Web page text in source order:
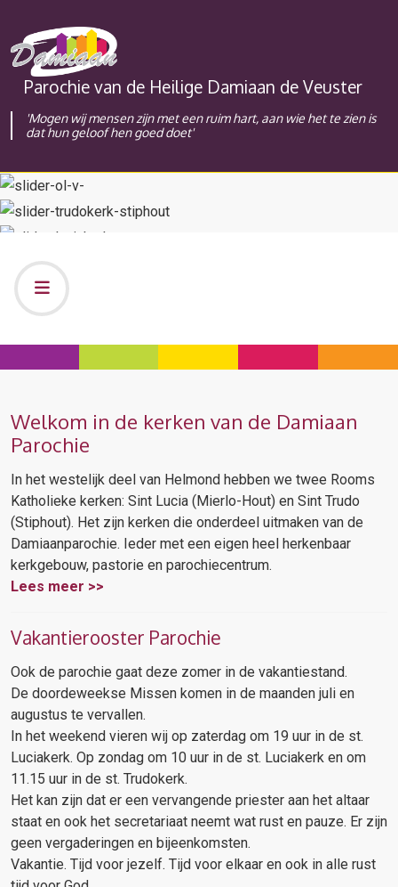
Parochie van de Heilige Damiaan de Veuster
'Mogen wij mensen zijn met een ruim hart, aan wie het te zien is
dat hun geloof hen goed doet'
Welkom in de kerken van de Damiaan
Parochie
In het westelijk deel van Helmond hebben we twee Rooms
Katholieke kerken: Sint Lucia (Mierlo-Hout) en Sint Trudo
(Stiphout). Het zijn kerken die onderdeel uitmaken van de
Damiaanparochie. Ieder met een eigen heel herkenbaar
kerkgebouw, pastorie en parochiecentrum.
Lees meer >>
Vakantierooster Parochie
Ook de parochie gaat deze zomer in de vakantiestand.
De doordeweekse Missen komen in de maanden juli en
augustus te vervallen.
In het weekend vieren wij op zaterdag om 19 uur in de st.
Luciakerk. Op zondag om 10 uur in de st. Luciakerk en om
11.15 uur in de st. Trudokerk.
Het kan zijn dat er een vervangende priester aan het altaar
staat en ook het secretariaat neemt wat rust en pauze. Er zijn
geen vergaderingen en bijeenkomsten.
Vakantie. Tijd voor jezelf. Tijd voor elkaar en ook in alle rust